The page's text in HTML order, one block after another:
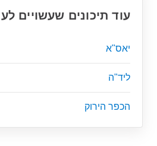
עוד תיכונים שעשויים
יאס"א
ליד"ה
הכפר הירוק